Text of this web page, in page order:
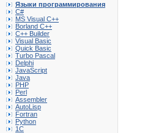
Языки программирования
C#
MS Visual C++
Borland C++
C++ Builder
Visual Basic
Quick Basic
Turbo Pascal
Delphi
JavaScript
Java
PHP
Perl
Assembler
AutoLisp
Fortran
Python
1C